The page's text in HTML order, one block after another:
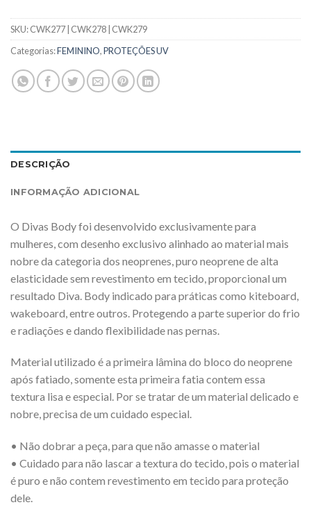
SKU:CWK277 | CWK278 | CWK279
Categorias:FEMININO,PROTEÇÕES UV
DESCRIÇÃO
INFORMAÇÃO ADICIONAL
O Divas Body foi desenvolvido exclusivamente para
mulheres, com desenho exclusivo alinhado ao material mais
nobre da categoria dos neoprenes, puro neoprene de alta
elasticidade sem revestimento em tecido, proporcional um
resultado Diva. Body indicado para práticas como kiteboard,
wakeboard, entre outros. Protegendo a parte superior do frio
e radiações e dando flexibilidade nas pernas.
Material utilizado é a primeira lâmina do bloco do neoprene
após fatiado, somente esta primeira fatia contem essa
textura lisa e especial. Por se tratar de um material delicado e
nobre, precisa de um cuidado especial.
• Não dobrar a peça, para que não amasse o material
• Cuidado para não lascar a textura do tecido, pois o material
é puro e não contem revestimento em tecido para proteção
dele.